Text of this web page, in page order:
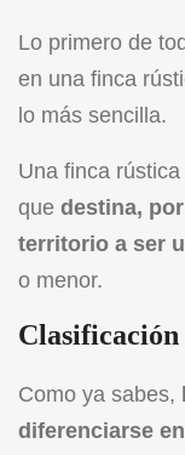
Lo primero de
en una finca
lo más sencilla.
Una finca
que destina,
territorio a ser
o menor.
Clasificación
Como ya sabes,
diferenciarse